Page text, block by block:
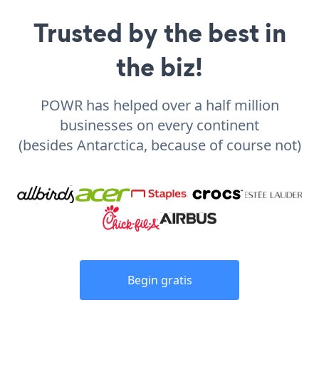
Trusted by the best in
the biz!
POWR has helped over a half million
businesses on every continent
(besides Antarctica, because of course not)
Begin gratis